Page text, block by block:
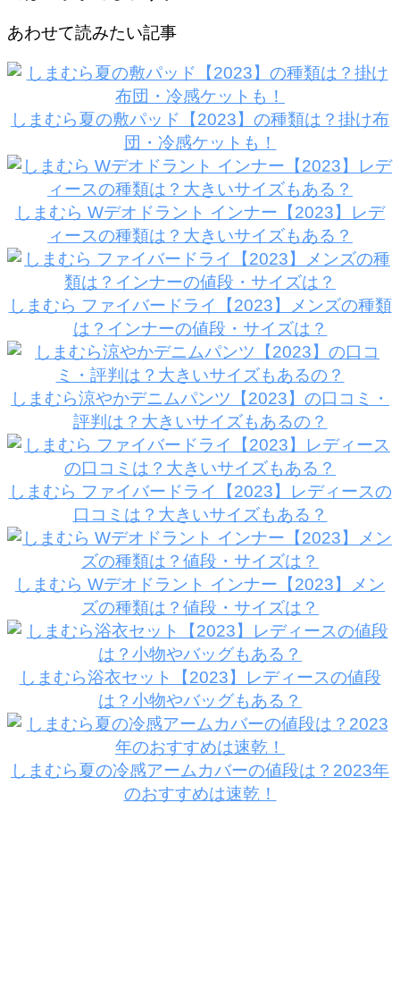
あわせて読みたい記事
しまむら夏の敷パッド【2023】の種類は？掛け布
団・冷感ケットも！
しまむら Wデオドラント インナー【2023】レデ
ィースの種類は？大きいサイズもある？
しまむら ファイバードライ【2023】メンズの種類
は？インナーの値段・サイズは？
しまむら涼やかデニムパンツ【2023】の口コミ・
評判は？大きいサイズもあるの？
しまむら ファイバードライ【2023】レディースの
口コミは？大きいサイズもある？
しまむら Wデオドラント インナー【2023】メン
ズの種類は？値段・サイズは？
しまむら浴衣セット【2023】レディースの値段
は？小物やバッグもある？
しまむら夏の冷感アームカバーの値段は？2023年
のおすすめは速乾！